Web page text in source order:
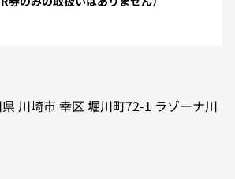
川崎市幸区堀川町72-1 ラゾーナ川